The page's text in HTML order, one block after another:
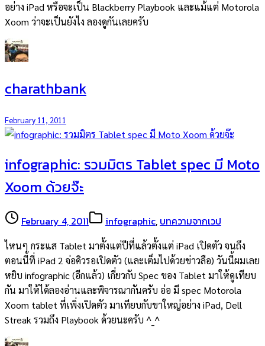
อย่าง iPad หรือจะเป็น Blackberry Playbook และแม้แต่ Motorola
Xoom ว่าจะเป็นยังไง ลองดูกันเลยครับ
charathbank
February 11, 2011
infographic: รวมมิตร Tablet spec มี Moto
Xoom ด้วยจ๊ะ
February 4, 2011 infographic, บทความจากเวป
ไหนๆ กระแส Tablet มาตั้งแต่ปีที่แล้วตั้งแต่ iPad เปิดตัว จนถึง
ตอนนี้ที่ iPad 2 จ่อคิวรอเปิดตัว (และเต็มไปด้วยข่าวลือ) วันนี้ผมเลย
หยิบ infographic (อีกแล้ว) เกี่ยวกับ Spec ของ Tablet มาให้ดูเทียบ
กัน มาให้ได้ลองอ่านและพิจารณากันครับ อ่อ มี spec Motorola
Xoom tablet ที่เพิ่งเปิดตัว มาเทียบกับขาใหญ่อย่าง iPad, Dell
Streak รวมถึง Playbook ด้วยนะครับ ^_^